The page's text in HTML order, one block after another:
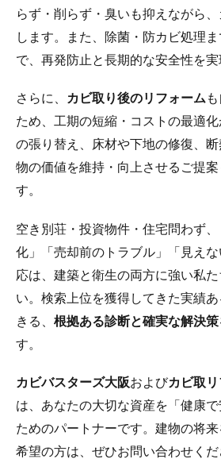
らず・削らず・臭いも抑えながら
します。また、除菌・防カビ処理
で、再発防止と長期的な安全性を実
さらに、 カビ取り後のリフォーム
ため、工期の短縮・コストの最適
の張り替え、床材や下地の修復、
物の価値を維持・向上させるご提案
す。
空き別荘・投資物件・住宅問わず
化」「売却前のトラブル」「見え
応は、建築と衛生の両方に強い私
い。検索上位を獲得してきた実績
きる、 根拠ある診断と確実な解決策
す。
カビバスターズ大阪およびカビ取
は、あなたの大切な資産を「健康
ためのパートナーです。建物の将
希望の方は、ぜひお問い合わせくだ